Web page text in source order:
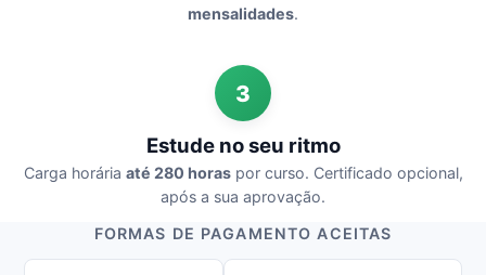
mensalidades.
3
Estude no seu ritmo
Carga horária até 280 horaspor curso. Certificado opcional,
após a sua aprovação.
FORMAS DE PAGAMENTO ACEITAS